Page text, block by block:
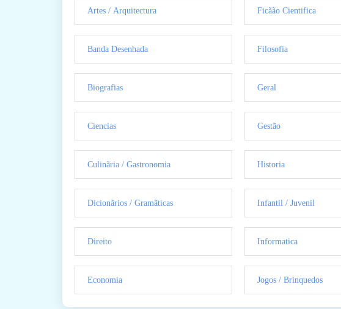
Artes / Arquitectura
Banda Desenhada
Biografias
Ciencias
Culinãria / Gastronomia
Dicionãrios / Gramãticas
Direito
Economia
Ficãão Cientifica
Filosofia
Geral
Gestão
Historia
Infantil / Juvenil
Informatica
Jogos / Brinquedos